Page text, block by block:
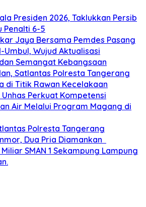
Presiden 2026, Taklukkan Persib
Penalti 6-5
Jaya Bersama Pemdes Pasang
Wujud Aktualisasi
Semangat Kebangsaan
Satlantas Polresta Tangerang
di Titik Rawan Kecelakaan
Perkuat Kompetensi
Air Melalui Program Magang di
Polresta Tangerang
Dua Pria Diamankan
Miliar SMAN 1 Sekampung Lampung